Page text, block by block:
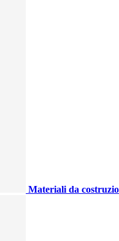
Materiali da